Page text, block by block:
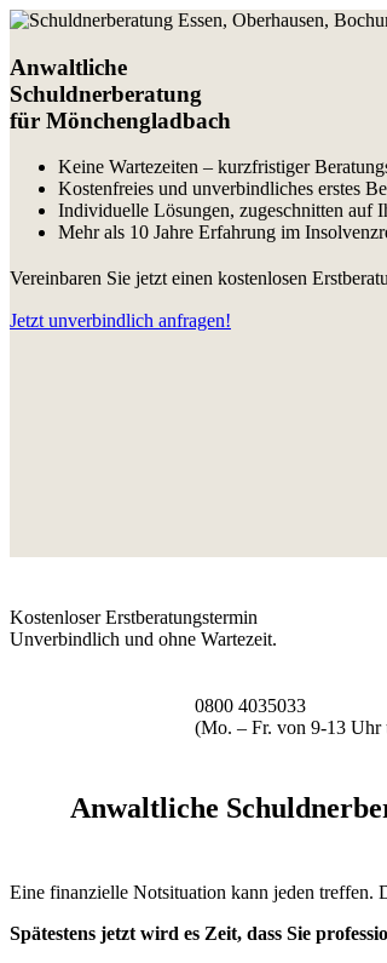
Anwaltliche
Schuldnerberatung
für Mönchengladbach
Keine Wartezeiten – kurzfristiger
Kostenfreies und unverbindliches erstes
Individuelle Lösungen, zugeschnitten auf
Mehr als 10 Jahre Erfahrung im
Vereinbaren Sie jetzt einen kostenlosen
Jetzt unverbindlich anfragen!
Kostenloser Erstberatungstermin
Unverbindlich und ohne Wartezeit.
0800 4035033
(Mo. – Fr. von 9-13 Uhr
Anwaltliche
Eine finanzielle Notsituation kann jeden treffen.
Spätestens jetzt wird es Zeit, dass Sie